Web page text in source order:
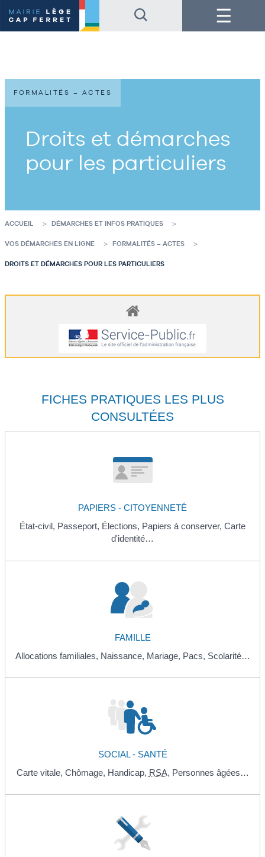
au
contenu
de
au
pied
de
Menu
Droits et démarches
pour les particuliers
FORMALITÉS – ACTES
ACCUEIL DÉMARCHES ET INFOS PRATIQUES
VOS DÉMARCHES EN LIGNE FORMALITÉS – ACTES
DROITS ET DÉMARCHES POUR LES PARTICULIERS
FICHES PRATIQUES LES PLUS
CONSULTÉES
PAPIERS - CITOYENNETÉ
État-civil, Passeport, Élections, Papiers à conserver, Carte
d'identité…
FAMILLE
Allocations familiales, Naissance, Mariage, Pacs, Scolarité…
SOCIAL - SANTÉ
Carte vitale, Chômage, Handicap, RSA, Personnes âgées…